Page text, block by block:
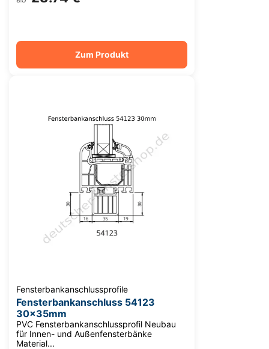
Zum Produkt
Fensterbankanschlussprofile
Fensterbankanschluss 54123
30x35mm
PVC Fensterbankanschlussprofil Neubau
für Innen- und Außenfensterbänke
Material...